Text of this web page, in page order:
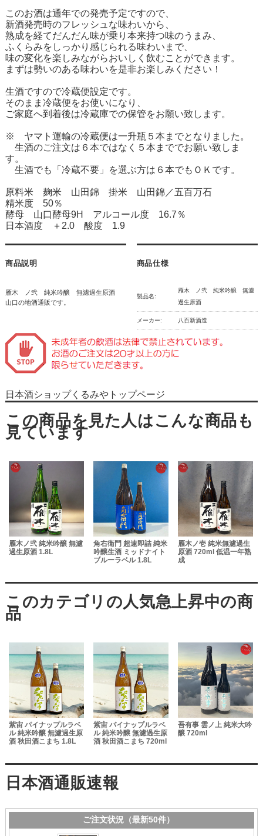
このお酒は通年での発売予定ですので、
新酒発売時のフレッシュな味わいから、
熟成を経てだんだん味が乗り本来持つ味のうまみ、
ふくらみをしっかり感じられる味わいまで、
味の変化を楽しみながらおいしく飲むことができます。
まずは勢いのある味わいを是非お楽しみください！
生酒ですので冷蔵便設定です。
そのまま冷蔵便をお使いになり、
ご家庭へ到着後は冷蔵庫での保管をお願い致します。
※ ヤマト運輸の冷蔵便は一升瓶５本までとなりました。
生酒のご注文は６本ではなく５本まででお願い致しま
す。
生酒でも「冷蔵不要」を選ぶ方は６本でもＯＫです。
原料米 麹米 山田錦 掛米 山田錦／五百万石
精米度 50％
酵母 山口酵母9H アルコール度 16.7％
日本酒度 ＋2.0 酸度 1.9
商品説明
雁木 ノ弐 純米吟醸 無濾過生原酒
山口の地酒通販です。
商品仕様
製品名:
雁木 ノ弐 純米吟醸 無濾
過生原酒
メーカー: 八百新酒造
日本酒ショップくるみやトップページ
雁木ノ弐 純米吟醸 無濾
過生原酒 1.8L
角右衛門 超速即詰 純米
吟醸生酒 ミッドナイト
ブルーラベル 1.8L
雁木ノ壱 純米無濾過生
原酒 720ml 低温一年熟
成
紫宙 パイナップルラベ
ル 純米吟醸 無濾過生原
酒 秋田酒こまち 1.8L
紫宙 パイナップルラベ
ル 純米吟醸 無濾過生原
酒 秋田酒こまち 720ml
吾有事 雲ノ上 純米大吟
醸 720ml